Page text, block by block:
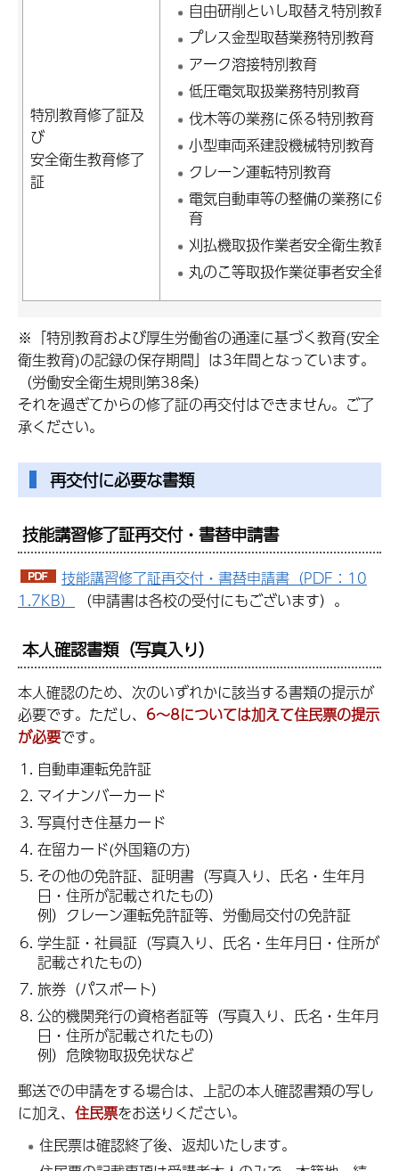
特別教育修了証及
び
安全衛生教育修了
証
自由研削といし取替え特別教育
プレス金型取替業務特別教育
アーク溶接特別教育
低圧電気取扱業務特別教育
伐木等の業務に係る特別教育
小型車両系建設機械特別教育
クレーン運転特別教育
電気自動車等の整備の業務に係
育
刈払機取扱作業者安全衛生教育
丸のこ等取扱作業従事者安全衛
※「特別教育および厚生労働省の通達に基づく教育(安全
衛生教育)の記録の保存期間」は3年間となっています。
（労働安全衛生規則第38条）
それを過ぎてからの修了証の再交付はできません。ご了
承ください。
再交付に必要な書類
技能講習修了証再交付・書替申請書
技能講習修了証再交付・書替申請書（PDF：10
1.7KB）
（申請書は各校の受付にもございます）。
本人確認書類（写真入り）
本人確認のため、次のいずれかに該当する書類の提示が
必要です。ただし、 6～8については加えて住民票の提示
が必要です。
自動車運転免許証
マイナンバーカード
写真付き住基カード
在留カード(外国籍の方)
その他の免許証、証明書（写真入り、氏名・生年月
日・住所が記載されたもの）
例）クレーン運転免許証等、労働局交付の免許証
学生証・社員証（写真入り、氏名・生年月日・住所が
記載されたもの）
旅券（パスポート）
公的機関発行の資格者証等（写真入り、氏名・生年月
日・住所が記載されたもの）
例）危険物取扱免状など
郵送での申請をする場合は、上記の本人確認書類の写し
に加え、 住民票をお送りください。
住民票は確認終了後、返却いたします。